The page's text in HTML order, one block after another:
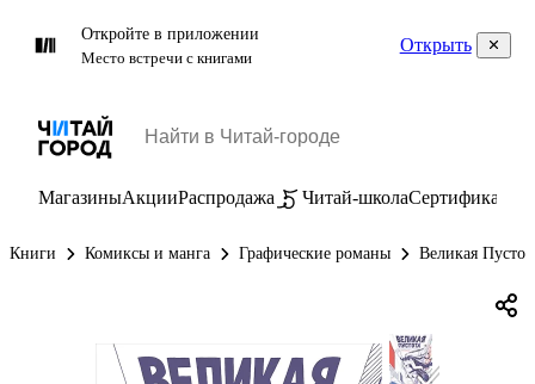
Откройте в приложении
Место встречи с книгами
Открыть
МагазиныАкцииРаспродажа Читай-школаСертификаты
Книги Комиксы и манга Графические романы Великая